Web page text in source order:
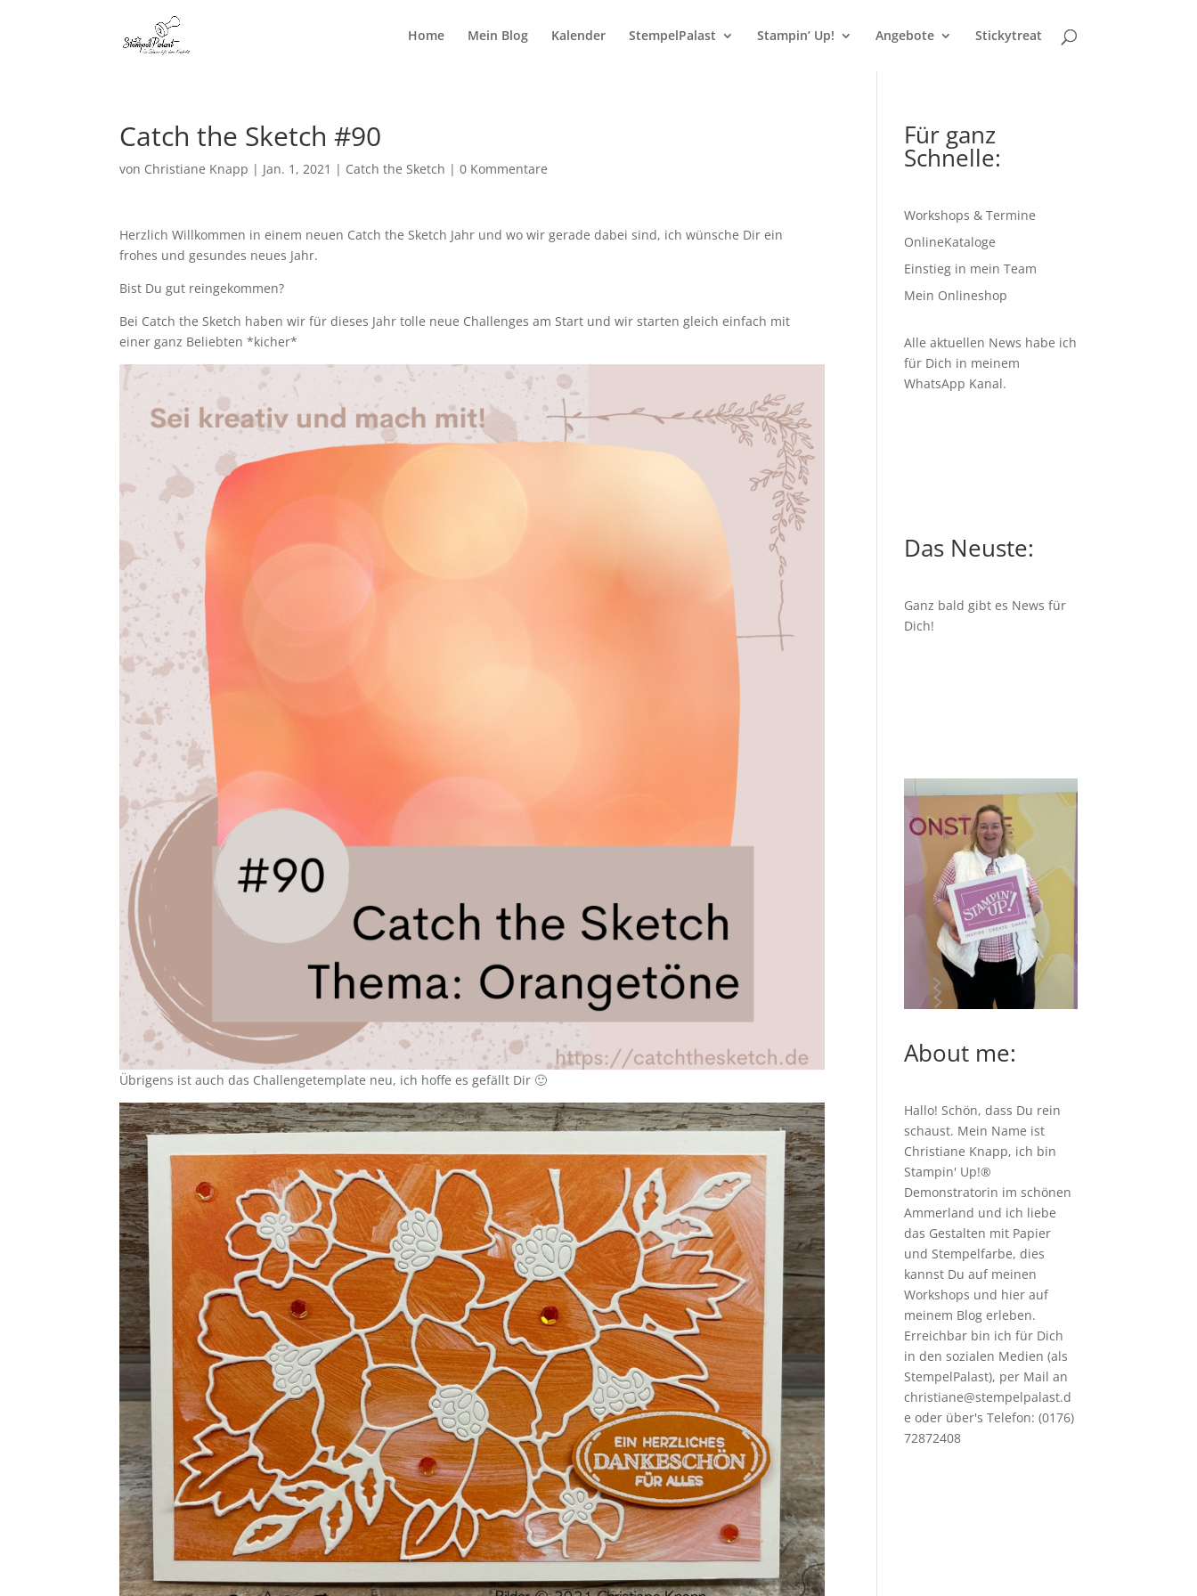
Home Mein Blog Kalender StempelPalast Stampin’ Up! Angebote Stickytreat
Catch the Sketch #90
von Christiane Knapp | Jan. 1, 2021 | Catch the Sketch |0 Kommentare
Herzlich Willkommen in einem neuen Catch the Sketch Jahr und wo wir gerade dabei sind, ich wünsche Dir ein
frohes und gesundes neues Jahr.
Bist Du gut reingekommen?
Bei Catch the Sketch haben wir für dieses Jahr tolle neue Challenges am Start und wir starten gleich einfach mit
einer ganz Beliebten *kicher*
Übrigens ist auch das Challengetemplate neu, ich hoffe es gefällt Dir 🙂
Für ganz
Schnelle:
Workshops & Termine
OnlineKataloge
Einstieg in mein Team
Mein Onlineshop
Alle aktuellen News habe ich
für Dich in meinem
WhatsApp Kanal.
Das Neuste:
Ganz bald gibt es News für
Dich!
About me:
Hallo! Schön, dass Du rein
schaust. Mein Name ist
Christiane Knapp, ich bin
Stampin' Up!®
Demonstratorin im schönen
Ammerland und ich liebe
das Gestalten mit Papier
und Stempelfarbe, dies
kannst Du auf meinen
Workshops und hier auf
meinem Blog erleben.
Erreichbar bin ich für Dich
in den sozialen Medien (als
StempelPalast), per Mail an
christiane@stempelpalast.d
e oder über's Telefon: (0176)
72872408